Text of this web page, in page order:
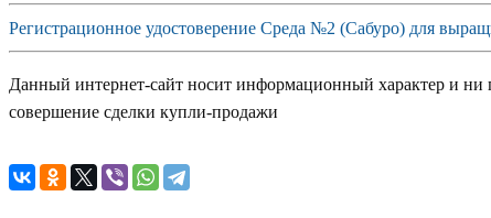
Регистрационное удостоверение Среда №2 (Сабуро) для
Данный интернет-сайт носит информационный характер и ни
совершение сделки купли-продажи